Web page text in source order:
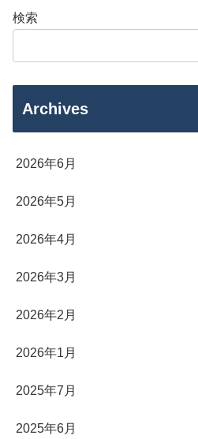
検索
Archives
2026年6月
2026年5月
2026年4月
2026年3月
2026年2月
2026年1月
2025年7月
2025年6月